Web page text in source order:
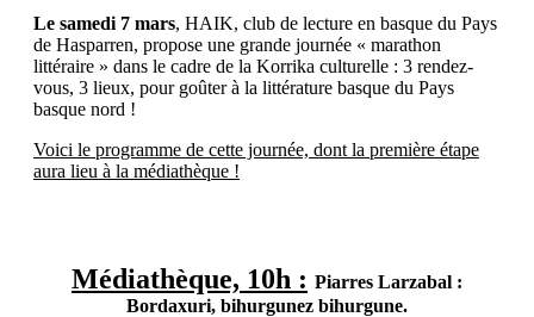
Le samedi 7 mars, HAIK, club de lecture en basque du Pays
de Hasparren, propose une grande journée « marathon
littéraire » dans le cadre de la Korrika culturelle : 3 rendez-
vous, 3 lieux, pour goûter à la littérature basque du Pays
basque nord !
Voici le programme de cette journée, dont la première étape
aura lieu à la médiathèque !
Médiathèque, 10h : Piarres Larzabal :
Bordaxuri, bihurgunez bihurgune.